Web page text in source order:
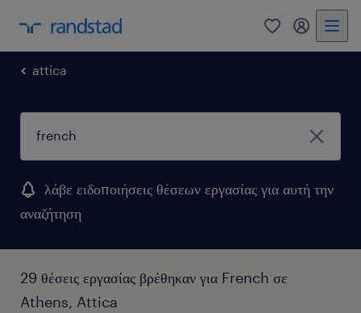
0 my
attica
λάβε ειδοποιήσεις θέσεων εργασίας για αυτή την
αναζήτηση
29 θέσεις εργασίας βρέθηκαν για French σε
Athens, Attica